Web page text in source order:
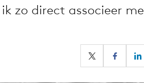
PR
zo direct associeer